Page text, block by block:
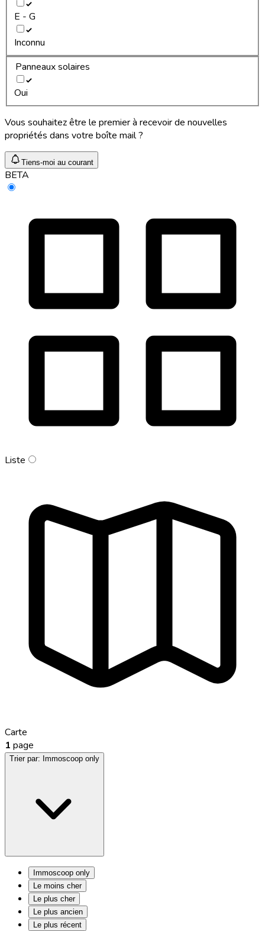
E - G
Inconnu
Panneaux solaires
Oui
Vous souhaitez être le premier à recevoir de nouvelles
propriétés dans votre boîte mail ?
Tiens-moi au courant
BETA
Liste
Carte
1 page
Trier par: Immoscoop only
Immoscoop only
Le moins cher
Le plus cher
Le plus ancien
Le plus récent